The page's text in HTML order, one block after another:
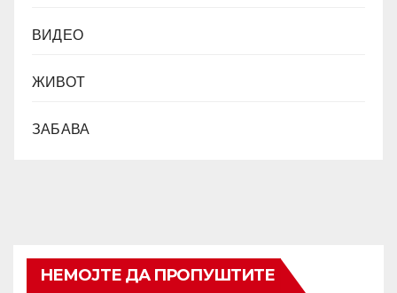
ВИДЕО
ЖИВОТ
ЗАБАВА
НЕМОЈТЕ ДА ПРОПУШТИТЕ